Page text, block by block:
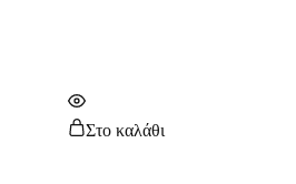
Στο καλάθι